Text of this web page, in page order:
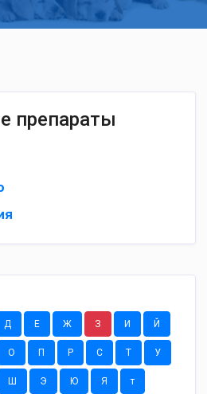
препараты
Д Е Ж З И Й
О П Р С Т У
Ш Э Ю Я т